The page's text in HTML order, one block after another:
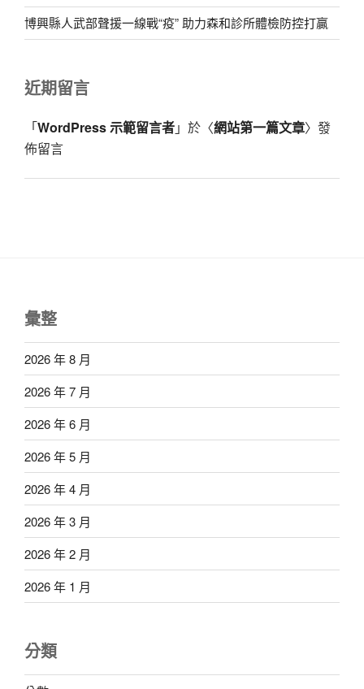
博興縣人武部聲援一線戰“疫” 助力森和診所體檢防控打贏
近期留言
「WordPress 示範留言者」於〈網站第一篇文章〉發
佈留言
彙整
2026 年 8 月
2026 年 7 月
2026 年 6 月
2026 年 5 月
2026 年 4 月
2026 年 3 月
2026 年 2 月
2026 年 1 月
分類